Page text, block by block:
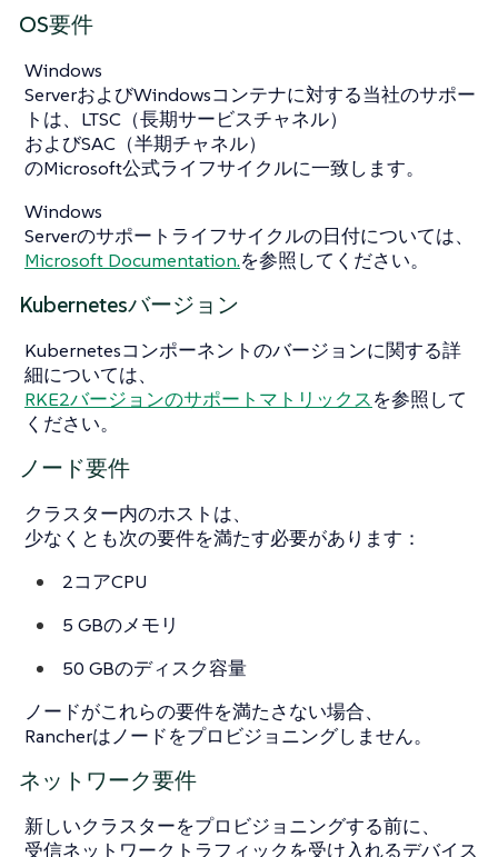
OS要件
Windows
ServerおよびWindowsコンテナに対する当社のサポー
トは、LTSC（長期サービスチャネル）
およびSAC（半期チャネル）
のMicrosoft公式ライフサイクルに一致します。
Windows
Serverのサポートライフサイクルの日付については、
Microsoft Documentation.を参照してください。
Kubernetesバージョン
Kubernetesコンポーネントのバージョンに関する詳
細については、
RKE2バージョンのサポートマトリックスを参照して
ください。
ノード要件
クラスター内のホストは、
少なくとも次の要件を満たす必要があります：
2コアCPU
5 GBのメモリ
50 GBのディスク容量
ノードがこれらの要件を満たさない場合、
Rancherはノードをプロビジョニングしません。
ネットワーク要件
新しいクラスターをプロビジョニングする前に、
受信ネットワークトラフィックを受け入れるデバイス